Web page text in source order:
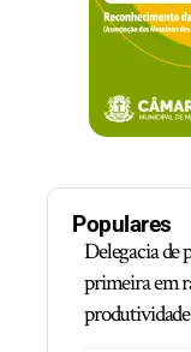
Populares
Delegacia de
primeira em